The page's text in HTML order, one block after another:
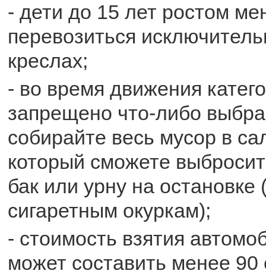
- дети до 15 лет ростом
перевозиться
креслах;
- во время движения
запрещено что-либо
собирайте весь мусор в
который сможете
бак или урну на остановке
сигаретным окуркам);
- стоимость взятия
может составить менее 90